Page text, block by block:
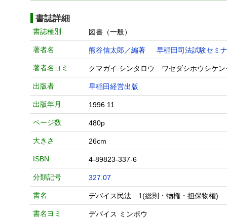
書誌詳細
書誌種別 図書（一般）
著者名 熊谷信太郎／編著 早稲田司法試験セミ
著者名ヨミ クマガイ シンタロウ ワセダシホウシケ
出版者 早稲田経営出版
出版年月 1996.11
ページ数 480p
大きさ 26cm
ISBN 4-89823-337-6
分類記号 327.07
書名 デバイス民法 1(総則・物権・担保物権)
書名ヨミ デバイス ミンポウ